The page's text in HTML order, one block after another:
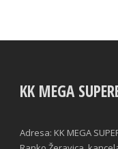
KK MEGA
Adresa: KK MEGA